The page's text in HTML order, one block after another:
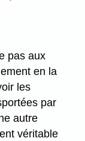
pas aux
en la
les
par
autre
véritable